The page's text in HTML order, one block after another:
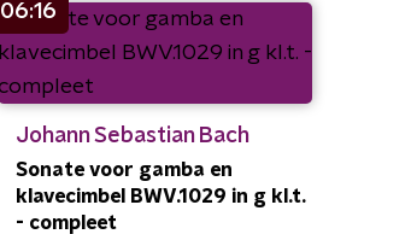
06:16
Johann Sebastian Bach
Sonate voor gamba en
klavecimbel BWV.1029 in g kl.t.
- compleet